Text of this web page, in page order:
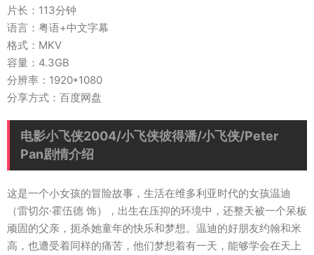
片长：113分钟
语言：粤语+中文字幕
格式：MKV
容量：4.3GB
分辨率：1920*1080
分享方式：百度网盘
电影小飞侠2004/小飞侠彼得潘/小飞侠/Peter
Pan剧情介绍
这是一个小女孩的冒险故事，生活在维多利亚时代的女孩温迪
（雷切尔·霍伍德 饰），出生在压抑的环境中，还整天被一个呆板
顽固的父亲，扼杀她童年的快乐和梦想。温迪的好朋友约翰和米
高，也遭受着同样的痛苦，他们梦想着有一天，能够学会在天上